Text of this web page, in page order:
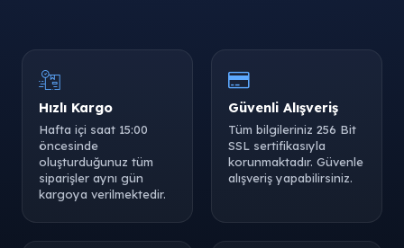
Hızlı Kargo
Hafta içi saat 15:00
öncesinde
oluşturduğunuz tüm
siparişler aynı gün
kargoya verilmektedir.
Güvenli Alışveriş
Tüm bilgileriniz 256 Bit
SSL sertifikasıyla
korunmaktadır. Güvenle
alışveriş yapabilirsiniz.